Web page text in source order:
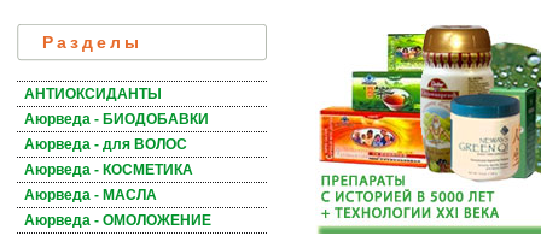
Разделы
АНТИОКСИДАНТЫ
Аюрведа - БИОДОБАВКИ
Аюрведа - для ВОЛОС
Аюрведа - КОСМЕТИКА
Аюрведа - МАСЛА
Аюрведа - ОМОЛОЖЕНИЕ